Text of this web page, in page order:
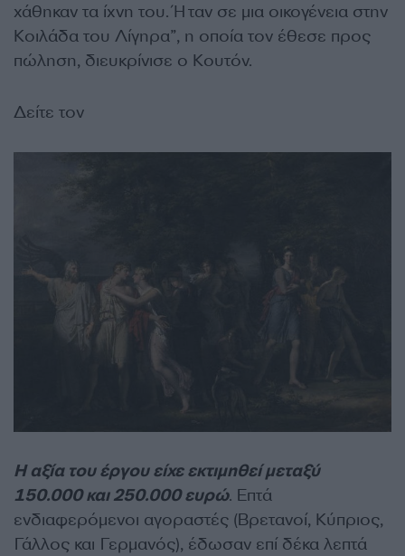
χάθηκαν τα ίχνη του. Ήταν σε μια οικογένεια στην
Κοιλάδα του Λίγηρα”, η οποία τον έθεσε προς
πώληση, διευκρίνισε ο Κουτόν.
Δείτε τον
Η αξία του έργου είχε εκτιμηθεί μεταξύ
150.000 και 250.000 ευρώ. Επτά
ενδιαφερόμενοι αγοραστές (Βρετανοί, Κύπριος,
Γάλλος και Γερμανός), έδωσαν επί δέκα λεπτά